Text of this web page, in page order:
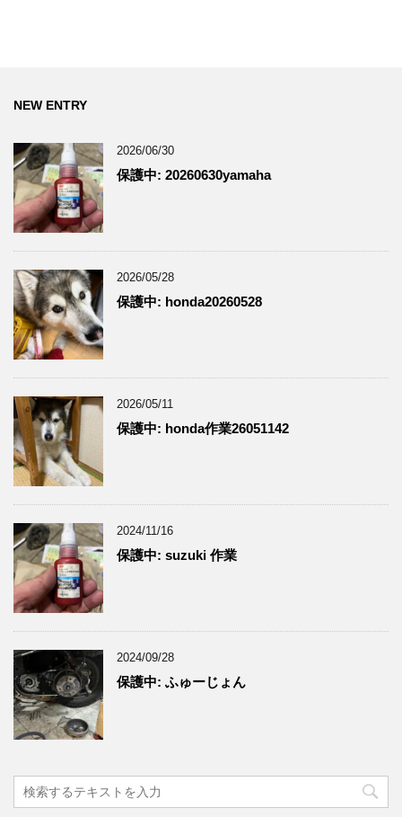
NEW ENTRY
2026/06/30
保護中: 20260630yamaha
2026/05/28
保護中: honda20260528
2026/05/11
保護中: honda作業26051142
2024/11/16
保護中: suzuki 作業
2024/09/28
保護中: ふゅーじょん